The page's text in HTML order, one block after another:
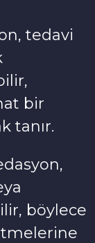
tedavi
bir
tanır.
böylece